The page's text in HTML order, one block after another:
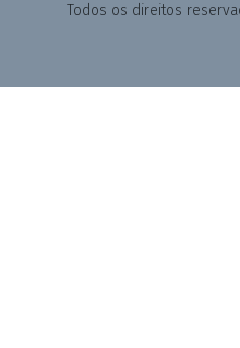
Todos os direitos